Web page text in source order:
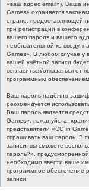
«ваш адрес email»). Ваша
Games» охраняется
стране, предоставляющей
при регистрации в
вашего пароля и вашего
необязательной ко вводу,
Games». В любом случае у
вашей учётной записи
согласиться/отказаться от
программным обеспечением
Ваш пароль надёжно
рекомендуется
Ваш пароль является
Games», пожалуйста,
представители «CG in
спрашивать ваш пароль. В
записи, вы сможете
пароль?»,
необходимо ввести ваше
программное обеспечение
записи.